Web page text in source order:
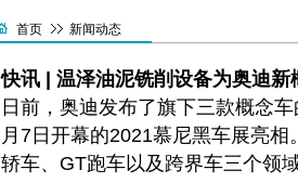
首页 新闻动态
快讯 | 温泽油泥铣削设备为奥迪新
日前，奥迪发布了旗下三款概念
月7日开幕的2021慕尼黑车展亮
轿车、GT跑车以及跨界车三个领